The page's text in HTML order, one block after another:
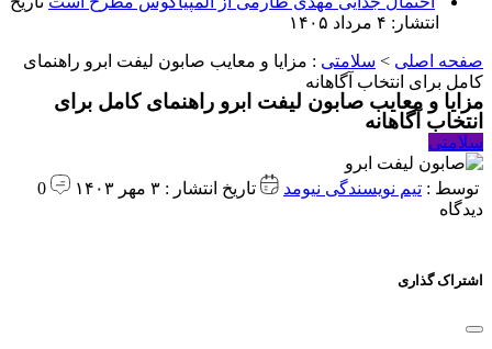
انتشار: ۴ مرداد ۱۴۰۵
صفحه اصلی > سلامتی : مزایا و معایب صابون لیفت ابرو راهنمای
کامل برای انتخاب آگاهانه
مزایا و معایب صابون لیفت ابرو راهنمای کامل برای
انتخاب آگاهانه
سلامتی
توسط : تیم نویسندگی نیومد تاریخ انتشار : ۳ مهر ۱۴۰۳
0
دیدگاه
اشتراک گذاری